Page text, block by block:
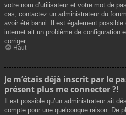
votre nom d’utilisateur et votre mot de
cas, contactez un administrateur du
avoir été banni. Il est également possible
internet ait un problème de configuration
corriger.
Haut
Je m’étais déjà inscrit par le
présent plus me connecter ?!
Il est possible qu’un administrateur ait
compte pour une quelconque raison. De